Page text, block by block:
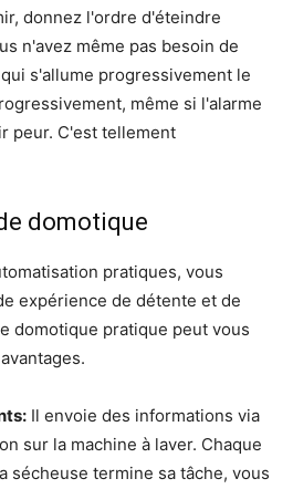
donnez l'ordre d'éteindre
n'avez même pas besoin de
s'allume progressivement le
même si l'alarme
peur. C'est tellement
domotique
pratiques, vous
expérience de détente et de
domotique pratique peut vous
Il envoie des informations via
sur la machine à laver. Chaque
sécheuse termine sa tâche, vous